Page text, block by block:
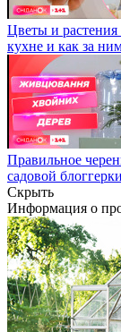
Цветы и
кухне и как за
Правильное
садовой
Скрыть
Информация о